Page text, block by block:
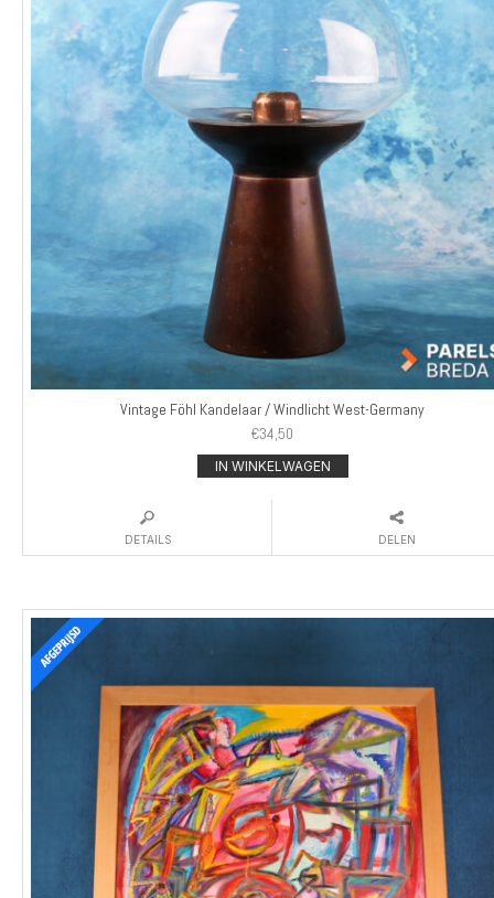
Vintage Föhl Kandelaar / Windlicht West-Germany
€34,50
IN WINKELWAGEN
DETAILS DELEN